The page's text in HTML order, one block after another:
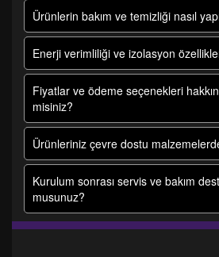
Ürünlerin bakım ve temizliği nasıl
Enerji verimliliği ve izolasyon
Fiyatlar ve ödeme seçenekleri
misiniz?
Ürünleriniz çevre dostu
Kurulum sonrası servis ve bakım
musunuz?